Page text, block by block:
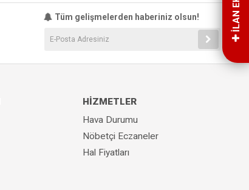
Tüm gelişmelerden haberiniz olsun!
HİZMETLER
Hava Durumu
Nöbetçi Eczaneler
Hal Fiyatları